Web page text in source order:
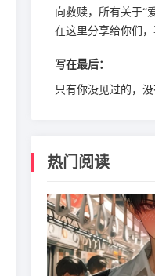
向救赎，所有关于“
在这里分享给你们，
写在最后：
只有你没见过的，没
热门阅读